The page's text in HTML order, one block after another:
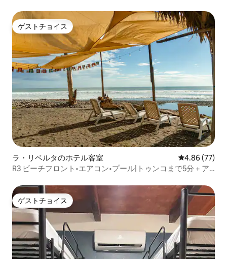
ゲストチョイス
ゲストチョイス
ラ・リベルタのホテル客室 レビュー77
4.86 (77)
R3 ビーチフロント•エアコン•プール|トゥンコまで5分 + ア
ゲストチョイス
ゲストチョイス